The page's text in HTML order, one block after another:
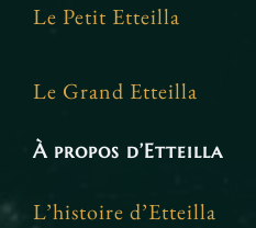
Le Petit Etteilla
Le Grand Etteilla
À propos d’Etteilla
L’histoire d’Etteilla